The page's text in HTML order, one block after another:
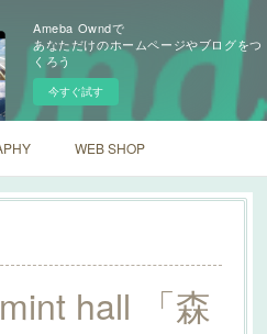
Ameba Owndで
あなただけのホームページやブログをつ
くろう
今すぐ試す
WEB SHOP
hall 「森